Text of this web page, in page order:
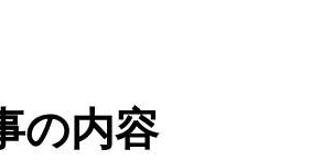
の内容